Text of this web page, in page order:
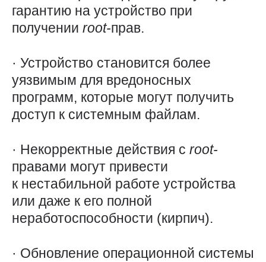
гарантию на устройство при
получении root-прав.
· Устройство становится более
уязвимым для вредоносных
программ, которые могут получить
доступ к системным файлам.
· Некорректные действия с root-
правами могут привести
к нестабильной работе устройства
или даже к его полной
неработоспособности (кирпич).
· Обновление операционной системы